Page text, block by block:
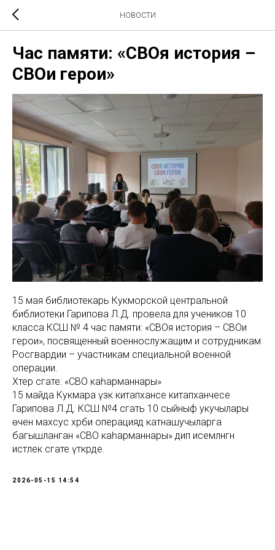
НОВОСТИ
Час памяти: «СВОя история –
СВОи герои»
15 мая библиотекарь Кукморской центральной
библиотеки Гарипова Л.Д. провела для учеников 10
класса КСШ № 4 час памяти: «СВОя история – СВОи
герои», посвященный военнослужащим и сотрудникам
Росгвардии – участникам специальной военной
операции.
Хәтер сәгате: «СВО каһарманнары»
15 майда Кукмара үзәк китапханәсе китапханәчесе
Гарипова Л.Д. КСШ №4 сәгать 10 сыйныф укучылары
өчен махсус хәрби операциядә катнашучыларга
багышланган «СВО каһарманнары» дип исемләнгән
истәлек сәгате үткәрде.
2026-05-15 14:54